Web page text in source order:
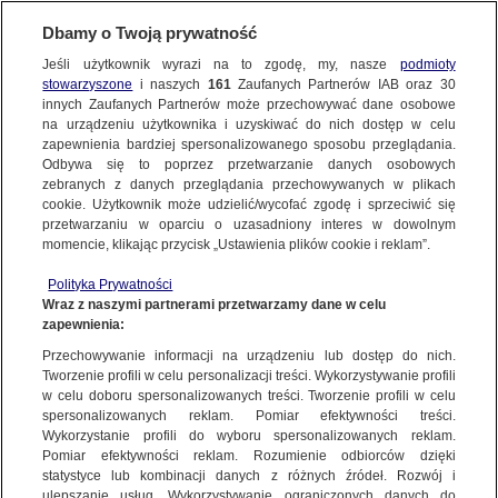
KONTAKT24
Wyślij Materiał
WYŚLIJ MATERIAŁ
NAJNOWSZE
GORĄCE TEMATY
WIĘCEJ
KANAŁY
Dzień dobry!
Jedno konto do wszystkich usług
Jakie ceny paliw są u was?
Dbamy o Twoją prywatność
Jeśli użytkownik wyrazi na to zgodę, my, nasze podmioty
stowarzyszone i naszych 161Zaufanych Partnerów IAB oraz 30
innych Zaufanych Partnerów może przechowywać dane osobowe
na urządzeniu użytkownika i uzyskiwać do nich dostęp w celu
zapewnienia bardziej spersonalizowanego sposobu przeglądania.
Odbywa się to poprzez przetwarzanie danych osobowych
zebranych z danych przeglądania przechowywanych w plikach
cookie. Użytkownik może udzielić/wycofać zgodę i sprzeciwić się
przetwarzaniu w oparciu o uzasadniony interes w dowolnym
momencie, klikając przycisk „Ustawienia plików cookie i reklam”.
Polityka Prywatności
Wraz z naszymi partnerami przetwarzamy dane w celu
zapewnienia:
Przechowywanie informacji na urządzeniu lub dostęp do nich.
Tworzenie profili w celu personalizacji treści. Wykorzystywanie profili
w celu doboru spersonalizowanych treści. Tworzenie profili w celu
spersonalizowanych reklam. Pomiar efektywności treści.
Wykorzystanie profili do wyboru spersonalizowanych reklam.
Pomiar efektywności reklam. Rozumienie odbiorców dzięki
statystyce lub kombinacji danych z różnych źródeł. Rozwój i